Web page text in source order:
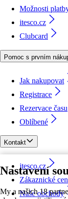
Nastavení
My a našich 18
Možnosti
itesco.cz
Clubcard
Pomoc s prvním
Jak nakupovat
Registrace
Rezervace času
Oblíbené
Kontakt
itesco.cz
Zákaznické
Naše obchody